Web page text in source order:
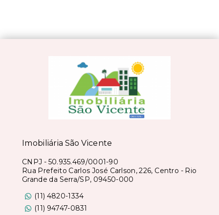
Imobiliária São Vicente
CNPJ - 50.935.469/0001-90
Rua Prefeito Carlos José Carlson, 226, Centro - Rio
Grande da Serra/SP, 09450-000
(11) 4820-1334
(11) 94747-0831